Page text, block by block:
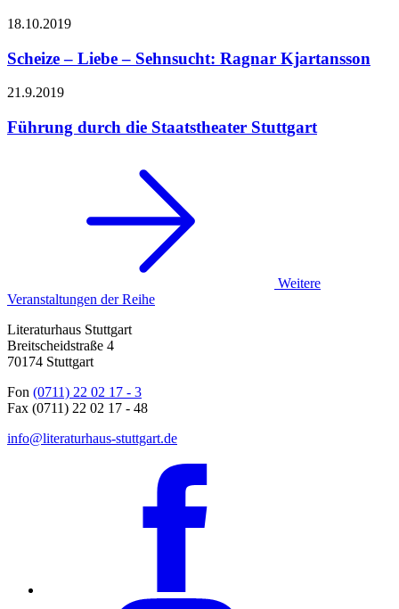
18.10.2019
Scheize – Liebe – Sehnsucht: Ragnar Kjartansson
21.9.2019
Führung durch die Staatstheater Stuttgart
Weitere
Veranstaltungen der Reihe
Literaturhaus Stuttgart
Breitscheidstraße 4
70174 Stuttgart
Fon (0711) 22 02 17 - 3
Fax (0711) 22 02 17 - 48
info@literaturhaus-stuttgart.de